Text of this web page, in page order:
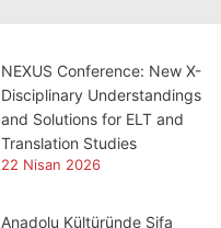
NEXUS Conference: New X-
Disciplinary Understandings
and Solutions for ELT and
Translation Studies
22 Nisan 2026
Anadolu Kültüründe Şifa